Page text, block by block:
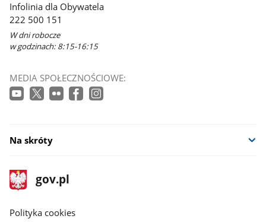
Infolinia dla Obywatela
222 500 151
W dni robocze
w godzinach: 8:15-16:15
MEDIA SPOŁECZNOŚCIOWE:
Na skróty
stopka
gov.pl
Strona
gov.pl
gov.pl
Polityka cookies